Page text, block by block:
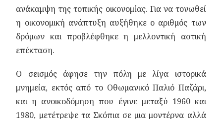
ανάκαμψη της τοπικής οικονομίας. Για να τονωθεί
η οικονομική ανάπτυξη αυξήθηκε ο αριθμός των
δρόμων και προβλέφθηκε η μελλοντική αστική
επέκταση.
Ο σεισμός άφησε την πόλη με λίγα ιστορικά
μνημεία, εκτός από το Οθωμανικό Παλιό Παζάρι,
και η ανοικοδόμηση που έγινε μεταξύ 1960 και
1980, μετέτρεψε τα Σκόπια σε μια μοντέρνα αλλά